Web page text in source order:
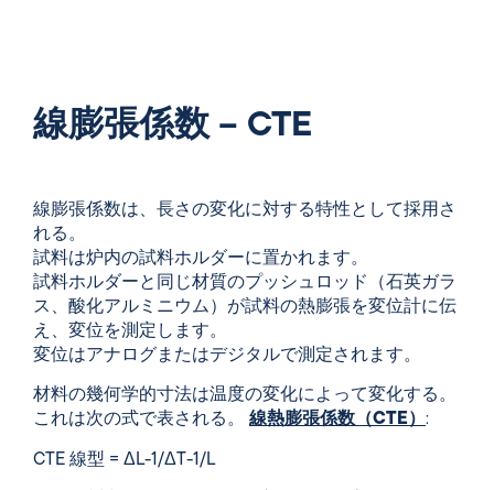
線膨張係数 – CTE
線膨張係数は、長さの変化に対する特性として採用さ
れる。
試料は炉内の試料ホルダーに置かれます。
試料ホルダーと同じ材質のプッシュロッド（石英ガラ
ス、酸化アルミニウム）が試料の熱膨張を変位計に伝
え、変位を測定します。
変位はアナログまたはデジタルで測定されます。
材料の幾何学的寸法は温度の変化によって変化する。
これは次の式で表される。 線熱膨張係数（CTE） :
CTE 線型 = ΔL-1/Δ T-1/L